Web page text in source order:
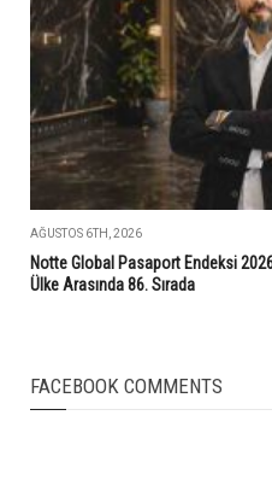
AĞUSTOS 6TH, 2026
Notte Global Pasaport Endeksi
Ülke Arasında 86. Sırada
FACEBOOK COMMENTS